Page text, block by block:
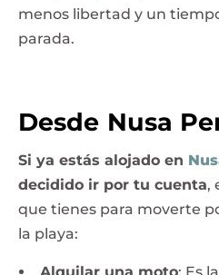
menos libertad y un
parada.
Desde Nusa
Si ya estás alojado en
decidido ir por tu cuenta,
que tienes para moverte
la playa: